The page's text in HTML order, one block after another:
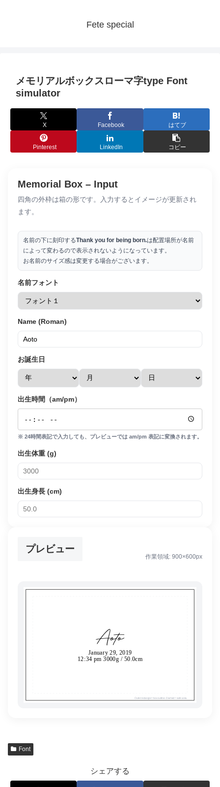
Fete special
メモリアルボックスローマ字type Font
simulator
X Facebook はてブ
Pinterest LinkedIn コピー
Memorial Box – Input
四角の外枠は箱の形です。入力するとイメージが更新され
ます。
名前の下に刻印するThank you for being born.は配置場所が名前
によって変わるので表示されないようになっています。
お名前のサイズ感は変更する場合がございます。
名前フォント
Name (Roman)
お誕生日
出生時間（am/pm）
※ 24時間表記で入力しても、プレビューでは am/pm 表記に変換されます。
出生体重 (g)
出生身長 (cm)
プレビュー
作業領域: 900×600px
Aoto
January 29, 2019
12:34 pm 3000g / 50.0cm
Outer rectangle = box outline. Dashed = safe area.
Font
シェアする